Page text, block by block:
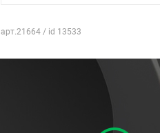
арт.21664 / id 13533